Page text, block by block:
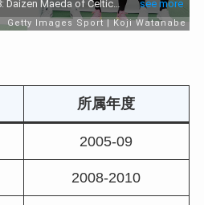
所属年度
2005-09
2008-2010